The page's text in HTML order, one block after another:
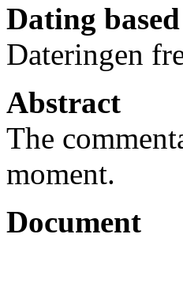
Dating
Dateringen
Abstract
The
moment.
Document